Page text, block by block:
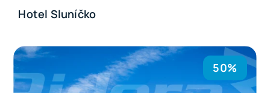
Hotel Sluníčko
50%